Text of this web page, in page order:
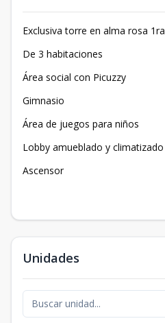
Exclusiva torre en alma rosa 1ra
De 3 habitaciones
Área social con Picuzzy
Gimnasio
Área de juegos para niños
Lobby amueblado y climatizado
Ascensor
Unidades